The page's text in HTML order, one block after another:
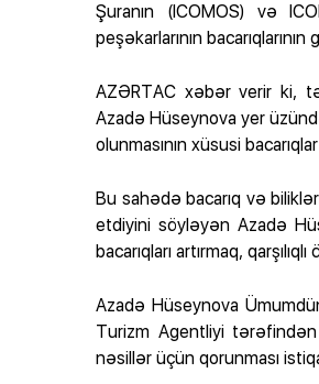
Şuranın (ICOMOS) və
peşəkarlarının
AZƏRTAC xəbər verir ki,
Azadə Hüseynova yer
olunmasının xüsusi
Bu sahədə bacarıq və
etdiyini söyləyən Azadə
bacarıqları artırmaq,
Azadə Hüseynova
Turizm Agentliyi
nəsillər üçün qorunması